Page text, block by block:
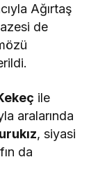
Ağırtaş
de
ile
aralarında
, siyasi
da